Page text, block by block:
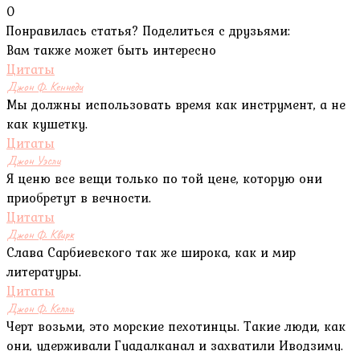
0
Понравилась статья? Поделиться с друзьями:
Вам также может быть интересно
Цитаты
Джон Ф. Кеннеди
Мы должны использовать время как инструмент, а не
как кушетку.
Цитаты
Джон Уэсли
Я ценю все вещи только по той цене, которую они
приобретут в вечности.
Цитаты
Джон Ф. Квирк
Слава Сарбиевского так же широка, как и мир
литературы.
Цитаты
Джон Ф. Келли
Черт возьми, это морские пехотинцы. Такие люди, как
они, удерживали Гуадалканал и захватили Иводзиму.